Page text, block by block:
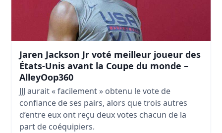
Jaren Jackson Jr voté meilleur joueur des
États-Unis avant la Coupe du monde –
AlleyOop360
JJJ aurait « facilement » obtenu le vote de
confiance de ses pairs, alors que trois autres
d’entre eux ont reçu deux votes chacun de la
part de coéquipiers.